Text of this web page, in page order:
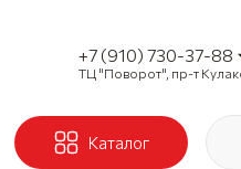
+7 (910) 730-37-88
ТЦ "Поворот", пр-т
Каталог